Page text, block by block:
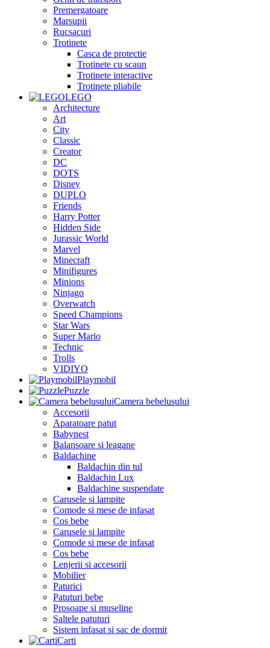
Premergatoare
Marsupii
Rucsacuri
Trotinete
Casca de protectie
Trotinete cu scaun
Trotinete interactive
Trotinete pliabile
LEGO
Architecture
Art
City
Classic
Creator
DC
DOTS
Disney
DUPLO
Friends
Harry Potter
Hidden Side
Jurassic World
Marvel
Minecraft
Minifigures
Minions
Ninjago
Overwatch
Speed Champions
Star Wars
Super Mario
Technic
Trolls
VIDIYO
Playmobil
Puzzle
Camera bebelusului
Accesorii
Aparatoare patut
Babynest
Balansoare si leagane
Baldachine
Baldachin din tul
Baldachin Lux
Baldachine suspendate
Carusele si lampite
Comode si mese de infasat
Cos bebe
Carusele si lampite
Comode si mese de infasat
Cos bebe
Lenjerii si accesorii
Mobilier
Paturici
Patuturi bebe
Prosoape si museline
Saltele patuturi
Sistem infasat si sac de dormit
Carti